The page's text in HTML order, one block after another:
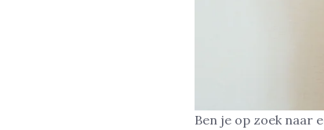
Ben je op zoek naar